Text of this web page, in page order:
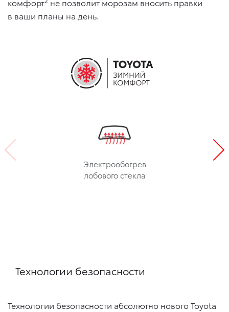
в ваши планы на день.
Электрообогрев
лобового стекла
Технологии безопасности
Технологии безопасности абсолютно нового Toyota